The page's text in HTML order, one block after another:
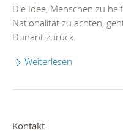
Die Idee, Menschen zu
Nationalität zu achten,
Dunant zurück.
Weiterlesen
Kontakt